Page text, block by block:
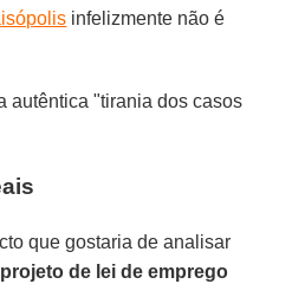
infelizmente não é
autêntica "tirania dos casos
que gostaria de analisar
projeto de lei de emprego